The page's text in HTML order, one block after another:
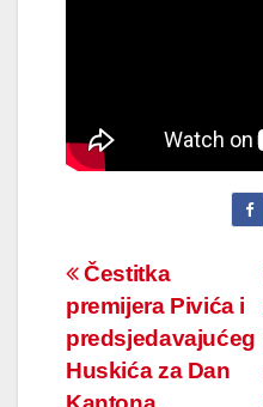
Navigacija
članaka
Čestitka
premijera Pivića i
predsjedavajućeg
Huskića za Dan